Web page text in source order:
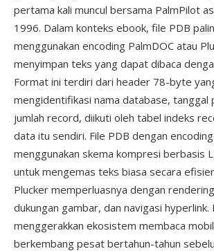
pertama kali muncul bersama PalmPilot
1996. Dalam konteks ebook, file PDB
menggunakan encoding PalmDOC atau
menyimpan teks yang dapat dibaca
Format ini terdiri dari header 78-byte
mengidentifikasi nama database, tanggal
jumlah record, diikuti oleh tabel indeks
data itu sendiri. File PDB dengan
menggunakan skema kompresi berbasis
untuk mengemas teks biasa secara
Plucker memperluasnya dengan
dukungan gambar, dan navigasi hyperlink.
menggerakkan ekosistem membaca
berkembang pesat bertahun-tahun